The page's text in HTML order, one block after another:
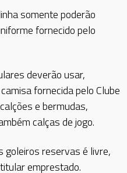
somente poderão
fornecido pelo
deverão usar,
fornecida pelo Clube
e bermudas,
calças de jogo.
goleiros reservas é livre,
emprestado.